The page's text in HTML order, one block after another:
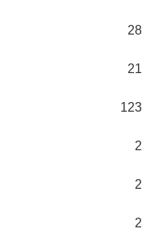
28
21
123
2
2
2